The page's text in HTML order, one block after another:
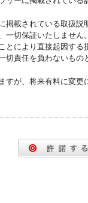
掲載されている取扱
一切保証いたしませ
とにより直接起因す
切責任を負わないもの
すが、将来有料に変